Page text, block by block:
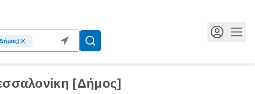
[Δήμος]